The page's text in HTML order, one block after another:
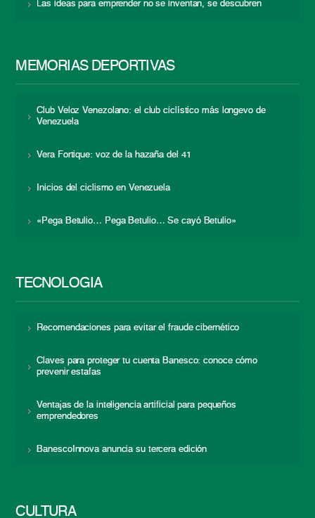
Las ideas para emprender no se inventan, se descubren
MEMORIAS DEPORTIVAS
Club Veloz Venezolano: el club ciclístico más longevo de
Venezuela
Vera Fortique: voz de la hazaña del 41
Inicios del ciclismo en Venezuela
«Pega Betulio… Pega Betulio… Se cayó Betulio»
TECNOLOGÍA
Recomendaciones para evitar el fraude cibernético
Claves para proteger tu cuenta Banesco: conoce cómo
prevenir estafas
Ventajas de la inteligencia artificial para pequeños
emprendedores
BanescoInnova anuncia su tercera edición
CULTURA